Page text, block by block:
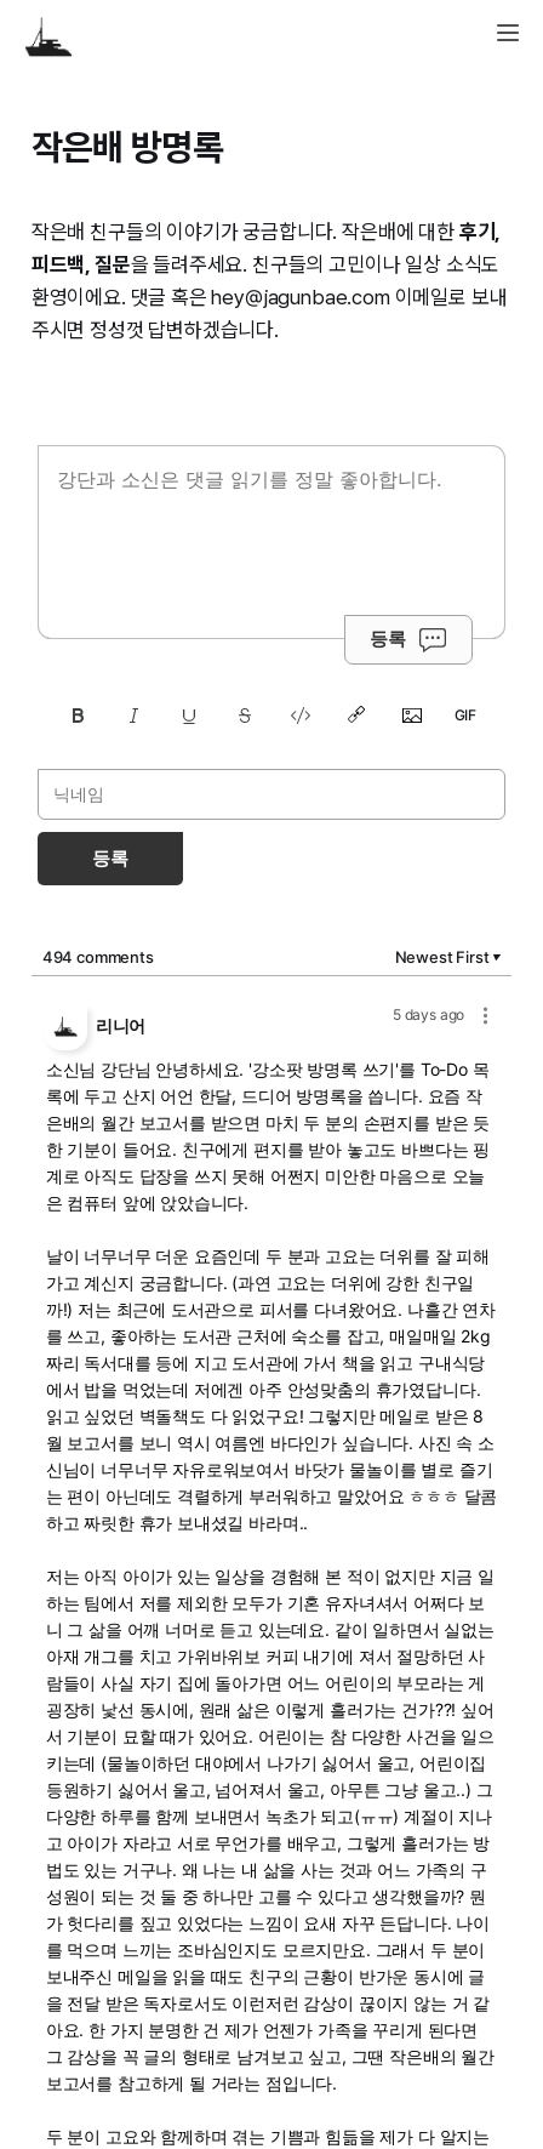
작은배 방명록
작은배 친구들의 이야기가 궁금합니다. 작은배에 대한 후기,
피드백, 질문을 들려주세요. 친구들의 고민이나 일상 소식도
환영이에요. 댓글 혹은 hey@jagunbae.com 이메일로 보내
주시면 정성껏 답변하겠습니다.
등록
등록
494 comments Newest First ▼
5 days ago
리니어
소신님 강단님 안녕하세요. '강소팟 방명록 쓰기'를 To-Do 목
록에 두고 산지 어언 한달, 드디어 방명록을 씁니다. 요즘 작
은배의 월간 보고서를 받으면 마치 두 분의 손편지를 받은 듯
한 기분이 들어요. 친구에게 편지를 받아 놓고도 바쁘다는 핑
계로 아직도 답장을 쓰지 못해 어쩐지 미안한 마음으로 오늘
은 컴퓨터 앞에 앉았습니다.
날이 너무너무 더운 요즘인데 두 분과 고요는 더위를 잘 피해
가고 계신지 궁금합니다. (과연 고요는 더위에 강한 친구일
까!) 저는 최근에 도서관으로 피서를 다녀왔어요. 나흘간 연차
를 쓰고, 좋아하는 도서관 근처에 숙소를 잡고, 매일매일 2kg
짜리 독서대를 등에 지고 도서관에 가서 책을 읽고 구내식당
에서 밥을 먹었는데 저에겐 아주 안성맞춤의 휴가였답니다.
읽고 싶었던 벽돌책도 다 읽었구요! 그렇지만 메일로 받은 8
월 보고서를 보니 역시 여름엔 바다인가 싶습니다. 사진 속 소
신님이 너무너무 자유로워보여서 바닷가 물놀이를 별로 즐기
는 편이 아닌데도 격렬하게 부러워하고 말았어요 ㅎㅎㅎ 달콤
하고 짜릿한 휴가 보내셨길 바라며..
저는 아직 아이가 있는 일상을 경험해 본 적이 없지만 지금 일
하는 팀에서 저를 제외한 모두가 기혼 유자녀셔서 어쩌다 보
니 그 삶을 어깨 너머로 듣고 있는데요. 같이 일하면서 실없는
아재 개그를 치고 가위바위보 커피 내기에 져서 절망하던 사
람들이 사실 자기 집에 돌아가면 어느 어린이의 부모라는 게
굉장히 낯선 동시에, 원래 삶은 이렇게 흘러가는 건가??! 싶어
서 기분이 묘할 때가 있어요. 어린이는 참 다양한 사건을 일으
키는데 (물놀이하던 대야에서 나가기 싫어서 울고, 어린이집
등원하기 싫어서 울고, 넘어져서 울고, 아무튼 그냥 울고..) 그
다양한 하루를 함께 보내면서 녹초가 되고(ㅠㅠ) 계절이 지나
고 아이가 자라고 서로 무언가를 배우고, 그렇게 흘러가는 방
법도 있는 거구나. 왜 나는 내 삶을 사는 것과 어느 가족의 구
성원이 되는 것 둘 중 하나만 고를 수 있다고 생각했을까? 뭔
가 헛다리를 짚고 있었다는 느낌이 요새 자꾸 든답니다. 나이
를 먹으며 느끼는 조바심인지도 모르지만요. 그래서 두 분이
보내주신 메일을 읽을 때도 친구의 근황이 반가운 동시에 글
을 전달 받은 독자로서도 이런저런 감상이 끊이지 않는 거 같
아요. 한 가지 분명한 건 제가 언젠가 가족을 꾸리게 된다면
그 감상을 꼭 글의 형태로 남겨보고 싶고, 그땐 작은배의 월간
보고서를 참고하게 될 거라는 점입니다.
두 분이 고요와 함께하며 겪는 기쁨과 힘듦을 제가 다 알지는